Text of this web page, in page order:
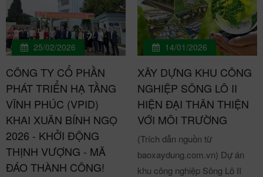
25/02/2026
CÔNG TY CỔ PHẦN
PHÁT TRIỂN HẠ TẦNG
VĨNH PHÚC (VPID)
KHAI XUÂN BÍNH NGỌ
2026 - KHỞI ĐỘNG
THỊNH VƯỢNG - MÃ
ĐÁO THÀNH CÔNG!
14/01/2026
XÂY DỰNG KHU CÔNG
NGHIỆP SÔNG LÔ II
HIỆN ĐẠI THÂN THIỆN
VỚI MÔI TRƯỜNG
(Trích dẫn nguồn từ
baoxaydung.com.vn) Dự án
khu công nghiệp Sông Lô II